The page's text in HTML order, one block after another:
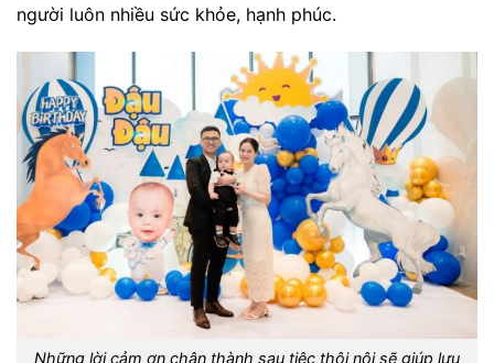
người luôn nhiều sức khỏe, hạnh phúc.
Những lời cảm ơn chân thành sau tiệc thôi nôi sẽ giúp lưu